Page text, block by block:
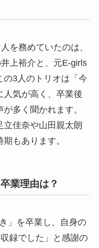
を務めていたのは、
上裕介と、元E-girls
の3人のトリオは「今
人気が高く、卒業後
多く聞かれます。
立佳奈や山田親太朗
もあります。
業理由は？
」を卒業し、自身の
録でした」と感謝の